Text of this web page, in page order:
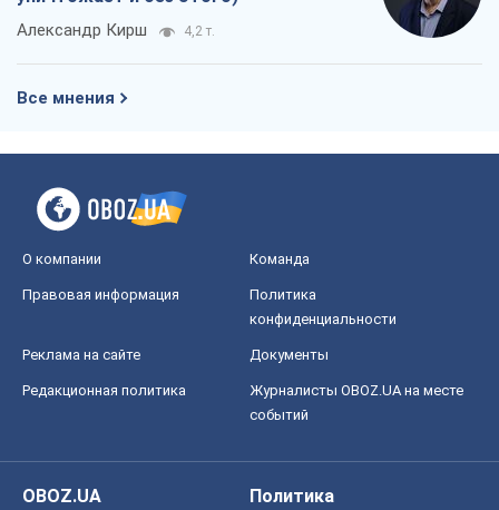
Александр Кирш 4,2 т.
Все мнения
О компании Команда
Правовая информация
Политика
конфиденциальности
Реклама на сайте Документы
Редакционная политика
Журналисты OBOZ.UA на месте
событий
OBOZ.UA
Политика